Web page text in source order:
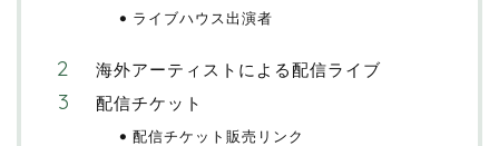
ライブハウス出演者
海外アーティストによる配信ライブ
配信チケット
配信チケット販売リンク